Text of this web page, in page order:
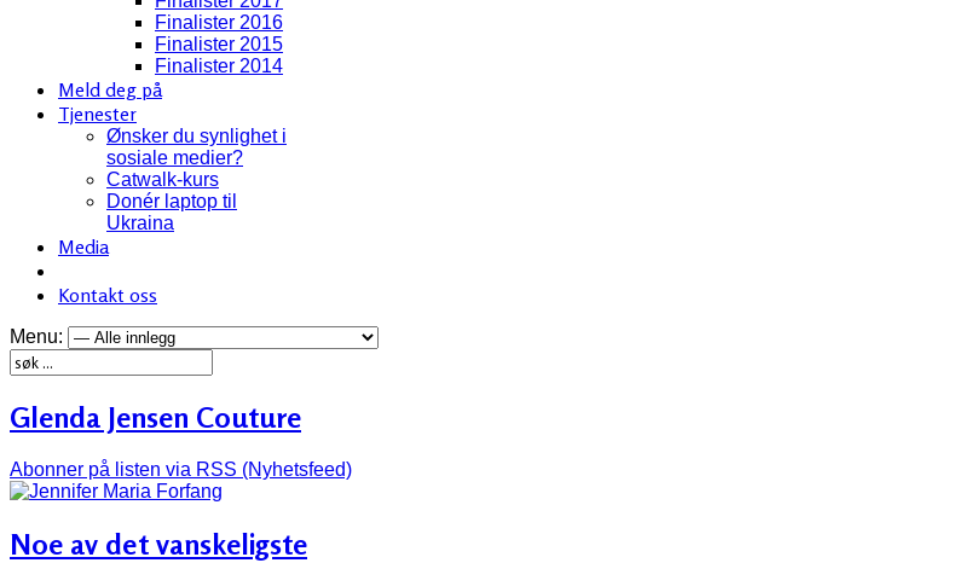
Finalister 2016
Finalister 2015
Finalister 2014
Meld deg på
Tjenester
Ønsker du synlighet i
sosiale medier?
Catwalk-kurs
Donér laptop til
Ukraina
Media
Kontakt oss
Menu:
Glenda Jensen Couture
Abonner på listen via RSS (Nyhetsfeed)
Noe av det vanskeligste